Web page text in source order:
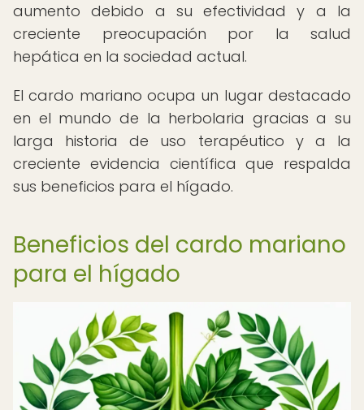
aumento debido a su efectividad y a la
creciente preocupación por la salud
hepática en la sociedad actual.
El cardo mariano ocupa un lugar destacado
en el mundo de la herbolaria gracias a su
larga historia de uso terapéutico y a la
creciente evidencia científica que respalda
sus beneficios para el hígado.
Beneficios del cardo mariano
para el hígado